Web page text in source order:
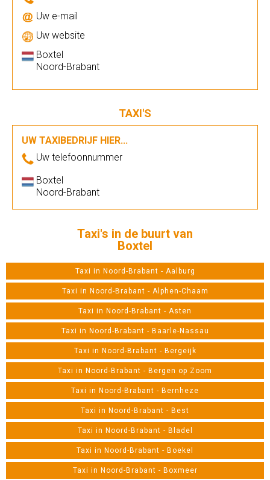
Uw e-mail
Uw website
Boxtel
Noord-Brabant
TAXI'S
UW TAXIBEDRIJF HIER...
Uw telefoonnummer
Boxtel
Noord-Brabant
Taxi's in de buurt van
Boxtel
Taxi in Noord-Brabant - Aalburg
Taxi in Noord-Brabant - Alphen-Chaam
Taxi in Noord-Brabant - Asten
Taxi in Noord-Brabant - Baarle-Nassau
Taxi in Noord-Brabant - Bergeijk
Taxi in Noord-Brabant - Bergen op Zoom
Taxi in Noord-Brabant - Bernheze
Taxi in Noord-Brabant - Best
Taxi in Noord-Brabant - Bladel
Taxi in Noord-Brabant - Boekel
Taxi in Noord-Brabant - Boxmeer